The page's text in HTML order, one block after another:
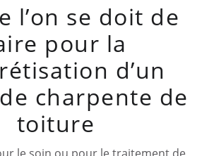
l’on se doit de
pour la
d’un
charpente de
toiture